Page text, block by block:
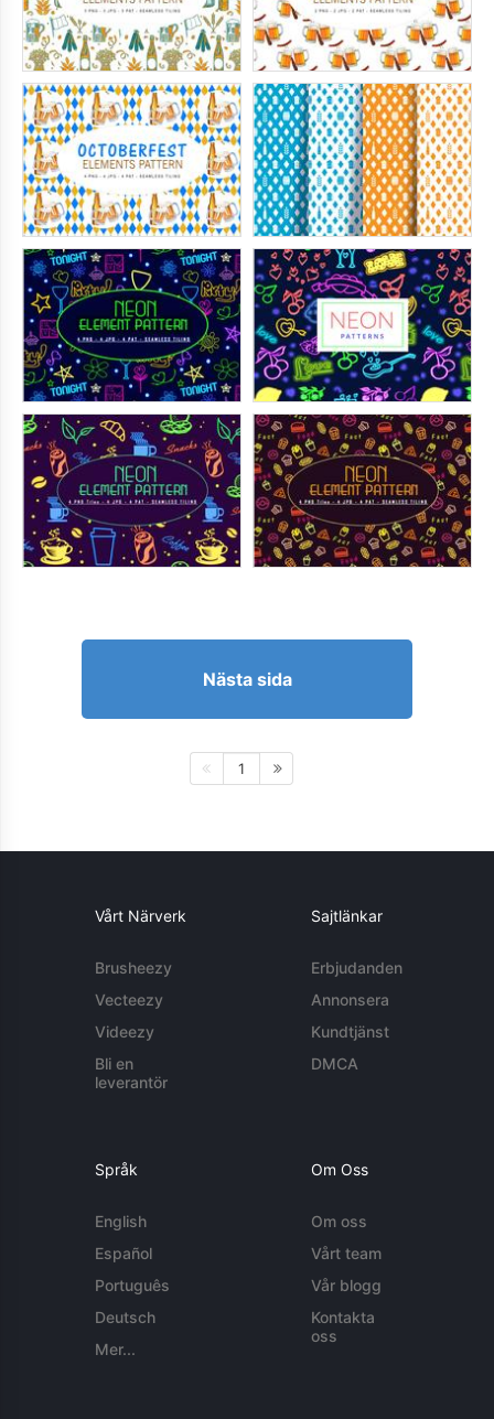
Nästa sida
1
Vårt Närverk
Brusheezy
Vecteezy
Videezy
Bli en
leverantör
Sajtlänkar
Erbjudanden
Annonsera
Kundtjänst
DMCA
Språk
English
Español
Português
Deutsch
Mer...
Om Oss
Om oss
Vårt team
Vår blogg
Kontakta
oss